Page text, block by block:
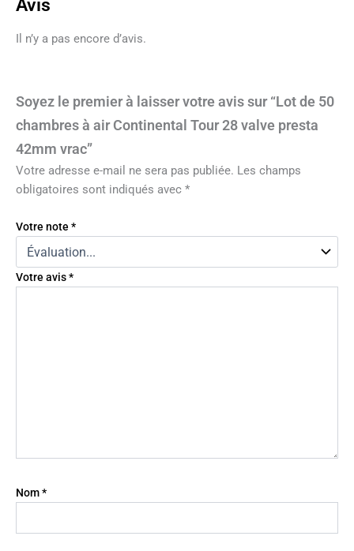
Avis
Il n’y a pas encore d’avis.
Soyez le premier à laisser votre avis sur “Lot de 50
chambres à air Continental Tour 28 valve presta
42mm vrac”
Votre adresse e-mail ne sera pas publiée. Les champs
obligatoires sont indiqués avec *
Votre note *
Votre avis*
Nom*